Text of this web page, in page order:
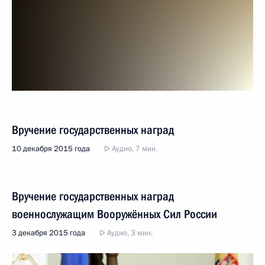
Вручение государственных наград
10 декабря 2015 года Аудио, 7 мин.
Вручение государственных наград
военнослужащим Вооружённых Сил России
3 декабря 2015 года Аудио, 3 мин.